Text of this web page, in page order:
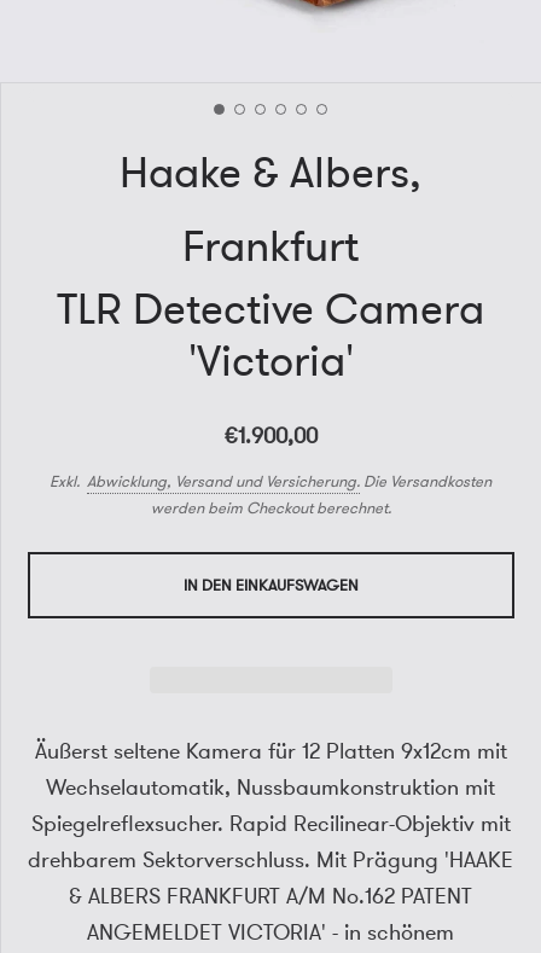
Haake & Albers,
Frankfurt
TLR Detective Camera
'Victoria'
€1.900,00
Exkl.Abwicklung, Versand und Versicherung. Die Versandkosten
werden beim Checkout berechnet.
IN DEN EINKAUFSWAGEN
Äußerst seltene Kamera für 12 Platten 9x12cm mit
Wechselautomatik, Nussbaumkonstruktion mit
Spiegelreflexsucher. Rapid Recilinear-Objektiv mit
drehbarem Sektorverschluss. Mit Prägung 'HAAKE
& ALBERS FRANKFURT A/M No.162 PATENT
ANGEMELDET VICTORIA' - in schönem